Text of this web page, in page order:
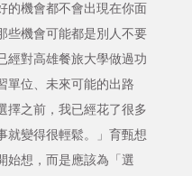
的機會都不會出現在你面
些機會可能都是別人不要
經對高雄餐旅大學做過功
單位、未來可能的出路
擇之前，我已經花了很多
就變得很輕鬆。」育甄想
始想，而是應該為「選